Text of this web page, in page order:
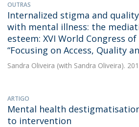
OUTRAS
Internalized stigma and
with mental illness: the
esteem: XVI World Congress
“Focusing on Access, Quality
Sandra Oliveira (with Sandra Oliveira).
ARTIGO
Mental health
to intervention